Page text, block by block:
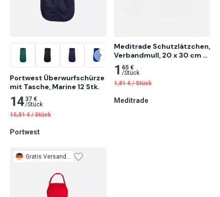
Portwest Überwurfschürze
mit Tasche, Marine 12 Stk.
14 37 €
/Stück
15,81 € /Stück
Portwest
Meditrade Schutzlätzchen,
Verbandmull, 20 x 30 cm
10 Stk.
1 65 €
/Stück
1,81 € /Stück
Meditrade
Gratis Versand 3 Tage